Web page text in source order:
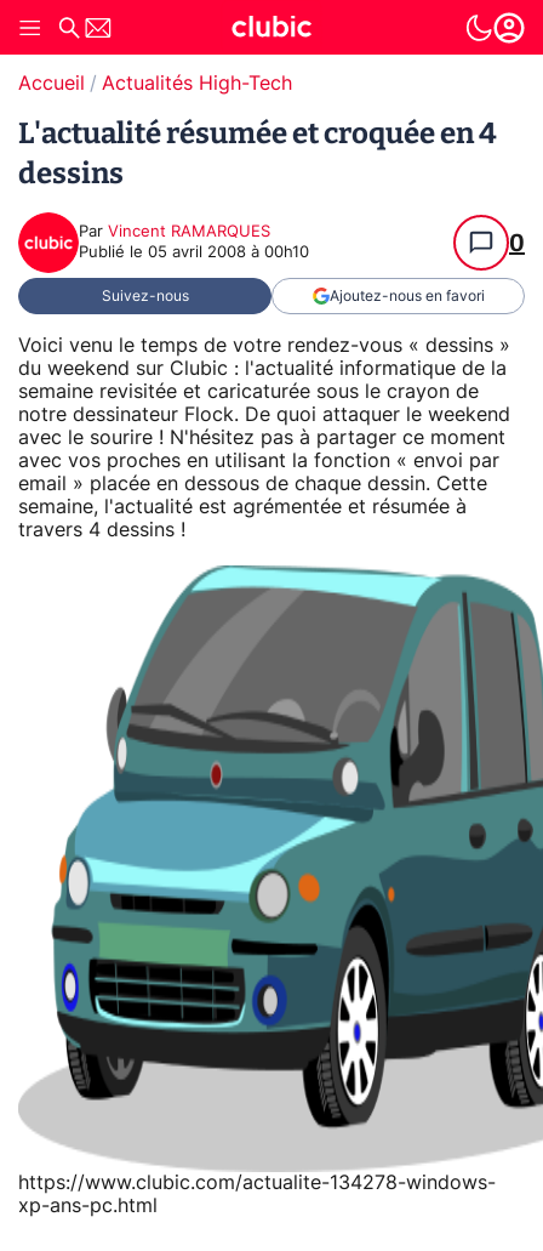
Accueil Actualités High-Tech
L'actualité résumée et croquée en 4
dessins
Par Vincent RAMARQUES
Publié le 05 avril 2008 à 00h10 0
Suivez-nous Ajoutez-nous en favori
Voici venu le temps de votre rendez-vous « dessins »
du weekend sur Clubic : l'actualité informatique de la
semaine revisitée et caricaturée sous le crayon de
notre dessinateur Flock. De quoi attaquer le weekend
avec le sourire ! N'hésitez pas à partager ce moment
avec vos proches en utilisant la fonction « envoi par
email » placée en dessous de chaque dessin. Cette
semaine, l'actualité est agrémentée et résumée à
travers 4 dessins !
https://www.clubic.com/actualite-134278-windows-
xp-ans-pc.html